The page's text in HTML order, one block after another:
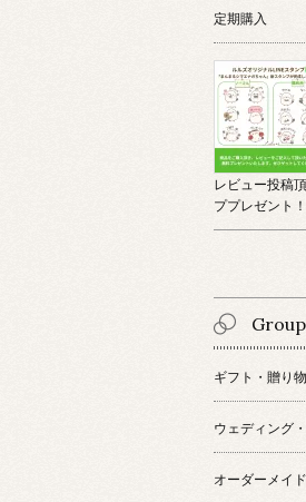
定期購入
レビュー投稿
ププレゼント！
Group
ギフト・贈り物
ウェディング
オーダーメイド